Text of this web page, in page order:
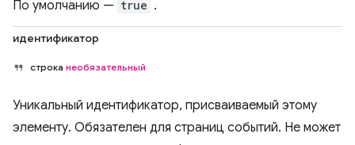
По умолчанию — true .
идентификатор
строка необязательный
Уникальный идентификатор, присваиваемый этому
элементу. Обязателен для страниц событий. Не может